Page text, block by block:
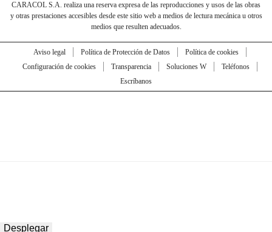
CARACOL S.A. realiza una reserva expresa de las reproducciones y usos de las obras
y otras prestaciones accesibles desde este sitio web a medios de lectura mecánica u otros
medios que resulten adecuados.
Aviso legal Política de Protección de Datos
Política de cookies
Configuración de cookies
Transparencia Soluciones W
Teléfonos
Escríbanos
Desplegar